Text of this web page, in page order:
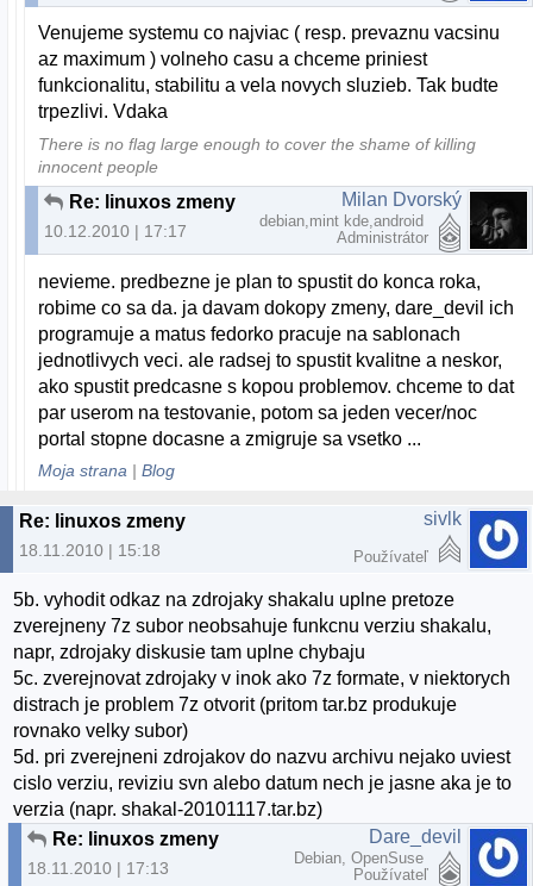
Venujeme systemu co najviac ( resp. prevaznu vacsinu
az maximum ) volneho casu a chceme priniest
funkcionalitu, stabilitu a vela novych sluzieb. Tak budte
trpezlivi. Vdaka
There is no flag large enough to cover the shame of killing
innocent people
Re: linuxos zmeny
10.12.2010 | 17:17
Milan Dvorský
debian,mint kde,android
Administrátor
nevieme. predbezne je plan to spustit do konca roka,
robime co sa da. ja davam dokopy zmeny, dare_devil ich
programuje a matus fedorko pracuje na sablonach
jednotlivych veci. ale radsej to spustit kvalitne a neskor,
ako spustit predcasne s kopou problemov. chceme to dat
par userom na testovanie, potom sa jeden vecer/noc
portal stopne docasne a zmigruje sa vsetko ...
Moja strana |Blog
Re: linuxos zmeny
18.11.2010 | 15:18
sivlk
Používateľ
5b. vyhodit odkaz na zdrojaky shakalu uplne pretoze
zverejneny 7z subor neobsahuje funkcnu verziu shakalu,
napr, zdrojaky diskusie tam uplne chybaju
5c. zverejnovat zdrojaky v inok ako 7z formate, v niektorych
distrach je problem 7z otvorit (pritom tar.bz produkuje
rovnako velky subor)
5d. pri zverejneni zdrojakov do nazvu archivu nejako uviest
cislo verziu, reviziu svn alebo datum nech je jasne aka je to
verzia (napr. shakal-20101117.tar.bz)
Re: linuxos zmeny
18.11.2010 | 17:13
Dare_devil
Debian, OpenSuse
Používateľ